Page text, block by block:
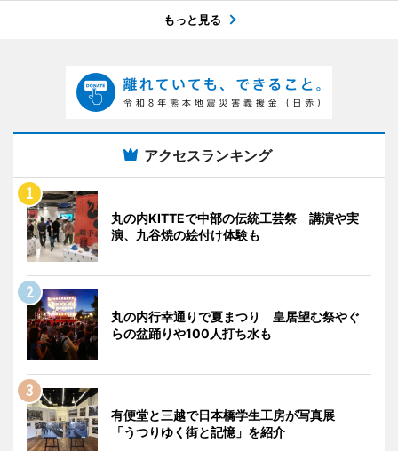
もっと見る
アクセスランキング
丸の内KITTEで中部の伝統工芸祭 講演や実
演、九谷焼の絵付け体験も
丸の内行幸通りで夏まつり 皇居望む祭やぐ
らの盆踊りや100人打ち水も
有便堂と三越で日本橋学生工房が写真展
「うつりゆく街と記憶」を紹介